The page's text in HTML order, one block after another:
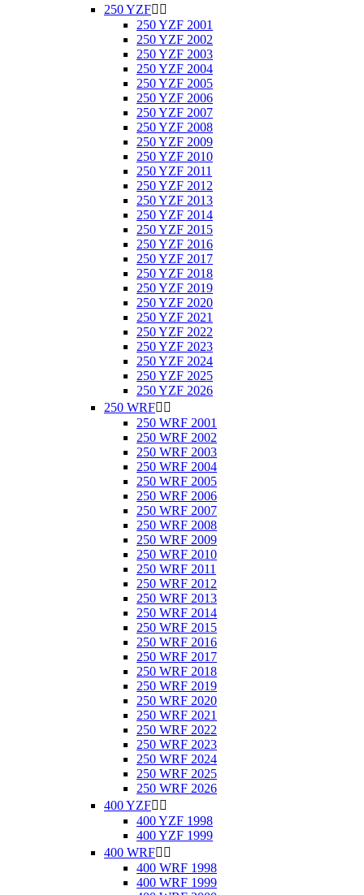
250 YZF 
250 YZF 2001
250 YZF 2002
250 YZF 2003
250 YZF 2004
250 YZF 2005
250 YZF 2006
250 YZF 2007
250 YZF 2008
250 YZF 2009
250 YZF 2010
250 YZF 2011
250 YZF 2012
250 YZF 2013
250 YZF 2014
250 YZF 2015
250 YZF 2016
250 YZF 2017
250 YZF 2018
250 YZF 2019
250 YZF 2020
250 YZF 2021
250 YZF 2022
250 YZF 2023
250 YZF 2024
250 YZF 2025
250 YZF 2026
250 WRF 
250 WRF 2001
250 WRF 2002
250 WRF 2003
250 WRF 2004
250 WRF 2005
250 WRF 2006
250 WRF 2007
250 WRF 2008
250 WRF 2009
250 WRF 2010
250 WRF 2011
250 WRF 2012
250 WRF 2013
250 WRF 2014
250 WRF 2015
250 WRF 2016
250 WRF 2017
250 WRF 2018
250 WRF 2019
250 WRF 2020
250 WRF 2021
250 WRF 2022
250 WRF 2023
250 WRF 2024
250 WRF 2025
250 WRF 2026
400 YZF 
400 YZF 1998
400 YZF 1999
400 WRF 
400 WRF 1998
400 WRF 1999